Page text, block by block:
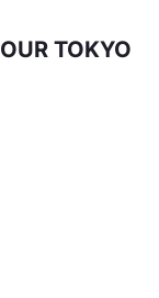
TOKYO